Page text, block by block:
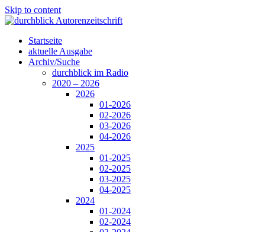
Skip to content
Startseite
aktuelle Ausgabe
Archiv/Suche
durchblick im Radio
2020 – 2026
2026
01-2026
02-2026
03-2026
04-2026
2025
01-2025
02-2025
03-2025
04-2025
2024
01-2024
02-2024